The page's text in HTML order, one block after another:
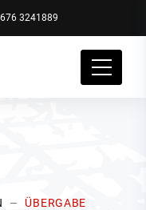
3241889
ÜBERGABE